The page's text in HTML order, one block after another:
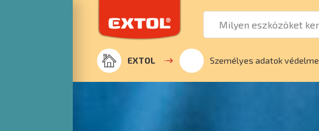
EXTOL Személyes adatok védelme